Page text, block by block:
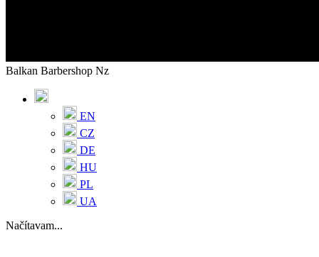
Balkan Barbershop Nz
EN
CZ
DE
HU
PL
UA
Načítavam...